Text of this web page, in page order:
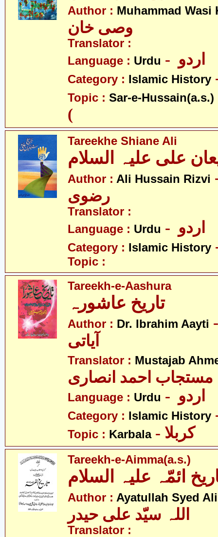
Author : Muhammad Wasi
وصی خان
Translator :
Language : Urdu
Category : Islamic History
Topic : Sar-e-Hussain(a.s.)
(
Tareekhe Shiane Ali
Author : Ali Hussain Rizvi
Translator :
Language : Urdu
Category : Islamic History
Topic :
Tareekh-e-Aashura
تاریخ عاشورہ
Author : Dr. Ibrahim Aayti
آیاتی
Translator : Mustajab
مستجاب احمد انصاری
Language : Urdu
Category : Islamic History
Topic : Karbala - کربلا
Tareekh-e-Aimma(a.s.)
ائمّہ علیہ السلام
Author : Ayatullah Syed
اللہ سیّد علی حیدر
Translator :